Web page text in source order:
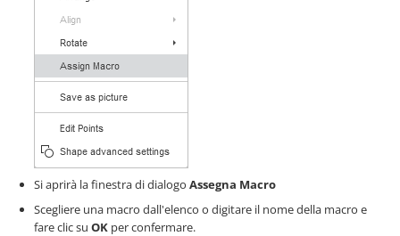
Si aprirà la finestra di dialogo Assegna Macro
Scegliere una macro dall'elenco o digitare il nome della macro e
fare clic su OK per confermare.